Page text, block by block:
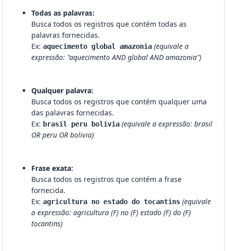
Todas as palavras:
Busca todos os registros que contém todas as
palavras fornecidas.
Ex: aquecimento global amazonia (equivale a
expressão: "aquecimento AND global AND amazonia")
Qualquer palavra:
Busca todos os registros que contém qualquer uma
das palavras fornecidas.
Ex: brasil peru bolivia (equivale a expressão: brasil
OR peru OR bolivia)
Frase exata:
Busca todos os registros que contém a frase
fornecida.
Ex: agricultura no estado do tocantins (equivale
a expressão: agricultura (F) no (F) estado (F) do (F)
tocantins)